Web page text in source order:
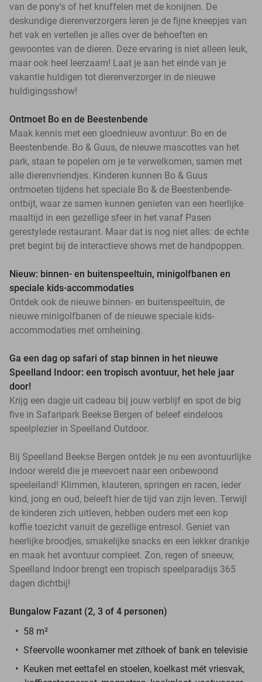
van de pony's of het knuffelen met de konijnen. De
deskundige dierenverzorgers leren je de fijne kneepjes van
het vak en vertellen je alles over de behoeften en
gewoontes van de dieren. Deze ervaring is niet alleen leuk,
maar ook heel leerzaam! Laat je aan het einde van je
vakantie huldigen tot dierenverzorger in de nieuwe
huldigingsshow!
Ontmoet Bo en de Beestenbende
Maak kennis met een gloednieuw avontuur: Bo en de
Beestenbende. Bo & Guus, de nieuwe mascottes van het
park, staan te popelen om je te verwelkomen, samen met
alle dierenvriendjes. Kinderen kunnen Bo & Guus
ontmoeten tijdens het speciale Bo & de Beestenbende-
ontbijt, waar ze samen kunnen genieten van een heerlijke
maaltijd in een gezellige sfeer in het vanaf Pasen
gerestylede restaurant. Maar dat is nog niet alles: de echte
pret begint bij de interactieve shows met de handpoppen.
Nieuw: binnen- en buitenspeeltuin, minigolfbanen en
speciale kids-accommodaties
Ontdek ook de nieuwe binnen- en buitenspeeltuin, de
nieuwe minigolfbanen of de nieuwe speciale kids-
accommodaties met omheining.
Ga een dag op safari of stap binnen in het nieuwe
Speelland Indoor: een tropisch avontuur, het hele jaar
door!
Krijg een dagje uit cadeau bij jouw verblijf en spot de big
five in Safaripark Beekse Bergen of beleef eindeloos
speelplezier in Speelland Outdoor.
Bij Speelland Beekse Bergen ontdek je nu een avontuurlijke
indoor wereld die je meevoert naar een onbewoond
speeleiland! Klimmen, klauteren, springen en racen, ieder
kind, jong en oud, beleeft hier de tijd van zijn leven. Terwijl
de kinderen zich uitleven, hebben ouders met een kop
koffie toezicht vanuit de gezellige entresol. Geniet van
heerlijke broodjes, smakelijke snacks en een lekker drankje
en maak het avontuur compleet. Zon, regen of sneeuw,
Speelland Indoor brengt een tropisch speelparadijs 365
dagen dichtbij!
Bungalow Fazant (2, 3 of 4 personen)
58 m²
Sfeervolle woonkamer met zithoek of bank en televisie
Keuken met eettafel en stoelen, koelkast mét vriesvak,